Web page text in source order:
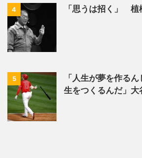
4 「思うは招く」 植
5
「人生が夢を作る
生をつくるんだ」大